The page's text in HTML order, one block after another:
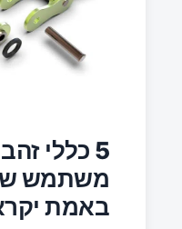
5 כללי
משתמש
באמת